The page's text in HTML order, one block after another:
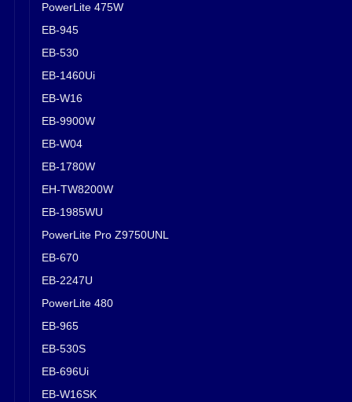
PowerLite 475W
EB-945
EB-530
EB-1460Ui
EB-W16
EB-9900W
EB-W04
EB-1780W
EH-TW8200W
EB-1985WU
PowerLite Pro Z9750UNL
EB-670
EB-2247U
PowerLite 480
EB-965
EB-530S
EB-696Ui
EB-W16SK